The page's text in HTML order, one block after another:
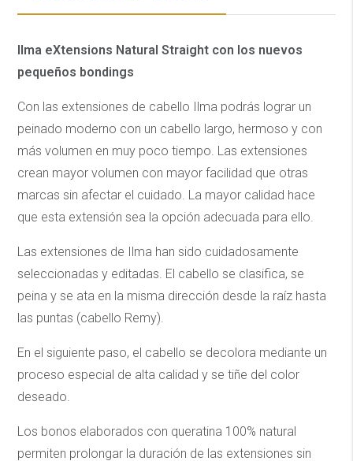
Ilma eXtensions Natural Straight con los nuevos
pequeños bondings
Con las extensiones de cabello Ilma podrás lograr un
peinado moderno con un cabello largo, hermoso y con
más volumen en muy poco tiempo. Las extensiones
crean mayor volumen con mayor facilidad que otras
marcas sin afectar el cuidado. La mayor calidad hace
que esta extensión sea la opción adecuada para ello.
Las extensiones de Ilma han sido cuidadosamente
seleccionadas y editadas. El cabello se clasifica, se
peina y se ata en la misma dirección desde la raíz hasta
las puntas (cabello Remy).
En el siguiente paso, el cabello se decolora mediante un
proceso especial de alta calidad y se tiñe del color
deseado.
Los bonos elaborados con queratina 100% natural
permiten prolongar la duración de las extensiones sin